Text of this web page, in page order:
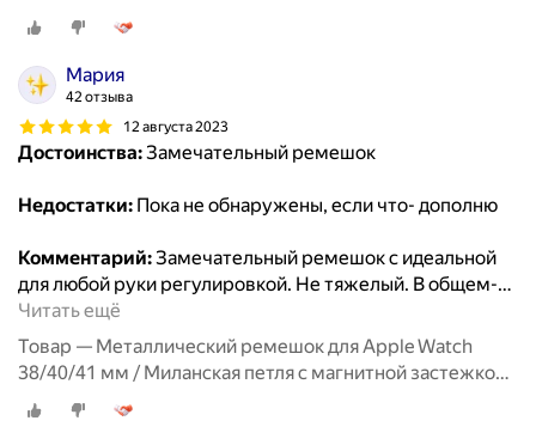
Мария
42 отзыва
12 августа 2023
Достоинства:Замечательный ремешок
Недостатки: Пока не обнаружены, если что- дополню
Комментарий:Замечательный ремешок с идеальной
для любой руки регулировкой. Не тяжелый. В общем-…
Читать ещё
Товар — Металлический ремешок для Apple Watch
38/40/41 мм / Миланская петля с магнитной застежкой
для Эпл Вотч 1-10, SE, Красный